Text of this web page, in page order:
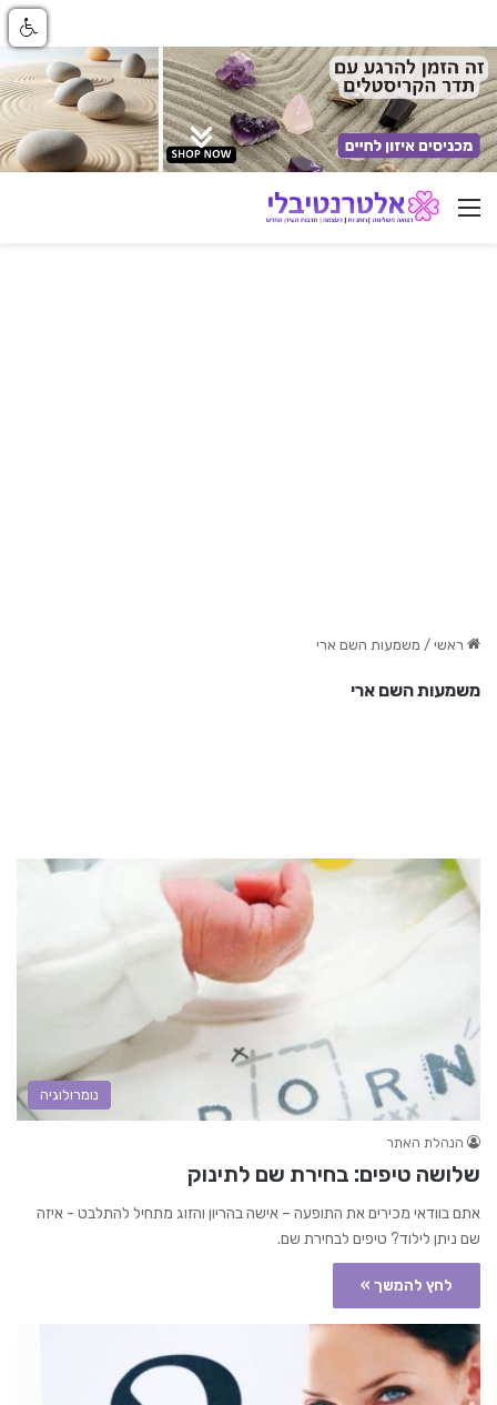
ניווט באתר
ראשי / משמעות השם ארי
משמעות השם ארי
נומרולוגיה
הנהלת האתר
שלושה טיפים: בחירת שם לתינוק
אתם בוודאי מכירים את התופעה – אישה בהריון והזוג מתחיל להתלבט - איזה
שם ניתן לילוד? טיפים לבחירת שם.
לחץ להמשך »